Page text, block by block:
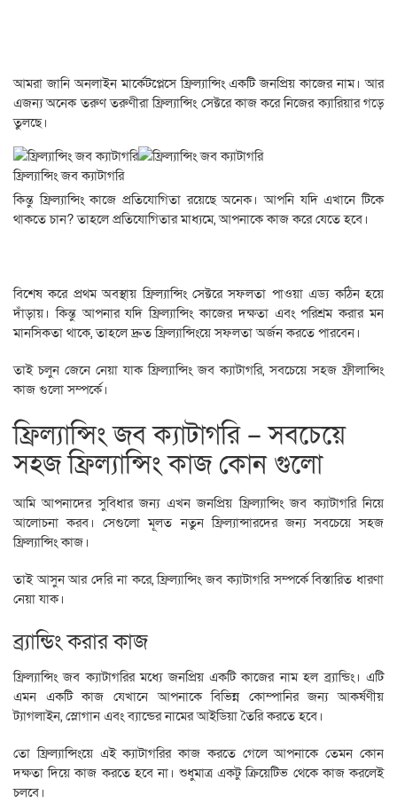
আমরা জানি অনলাইন মার্কেটপ্লেসে ফ্রিল্যান্সিং একটি জনপ্রিয় কাজের নাম। আর
এজন্য অনেক তরুণ তরুণীরা ফ্রিল্যান্সিং সেক্টরে কাজ করে নিজের ক্যারিয়ার গড়ে
তুলছে।
ফ্রিল্যান্সিং জব ক্যাটাগরি
কিন্তু ফ্রিল্যান্সিং কাজে প্রতিযোগিতা রয়েছে অনেক। আপনি যদি এখানে টিকে
থাকতে চান? তাহলে প্রতিযোগিতার মাধ্যমে, আপনাকে কাজ করে যেতে হবে।
বিশেষ করে প্রথম অবস্থায় ফ্রিল্যান্সিং সেক্টরে সফলতা পাওয়া এড্য কঠিন হয়ে
দাঁড়ায়। কিন্তু আপনার যদি ফ্রিল্যান্সিং কাজের দক্ষতা এবং পরিশ্রম করার মন
মানসিকতা থাকে, তাহলে দ্রুত ফ্রিল্যান্সিংয়ে সফলতা অর্জন করতে পারবেন।
তাই চলুন জেনে নেয়া যাক ফ্রিল্যান্সিং জব ক্যাটাগরি, সবচেয়ে সহজ ফ্রীলান্সিং
কাজ গুলো সম্পর্কে।
ফ্রিল্যান্সিং জব ক্যাটাগরি – সবচেয়ে
সহজ ফ্রিল্যান্সিং কাজ কোন গুলো
আমি আপনাদের সুবিধার জন্য এখন জনপ্রিয় ফ্রিল্যান্সিং জব ক্যাটাগরি নিয়ে
আলোচনা করব। সেগুলো মূলত নতুন ফ্রিল্যান্সারদের জন্য সবচেয়ে সহজ
ফ্রিল্যান্সিং কাজ।
তাই আসুন আর দেরি না করে, ফ্রিল্যান্সিং জব ক্যাটাগরি সম্পর্কে বিস্তারিত ধারণা
নেয়া যাক।
ব্র্যান্ডিং করার কাজ
ফ্রিল্যান্সিং জব ক্যাটাগরির মধ্যে জনপ্রিয় একটি কাজের নাম হল ব্র্যান্ডিং। এটি
এমন একটি কাজ যেখানে আপনাকে বিভিন্ন কোম্পানির জন্য আকর্ষণীয়
ট্যাগলাইন, স্লোগান এবং ব্যান্ডের নামের আইডিয়া তৈরি করতে হবে।
তো ফ্রিল্যান্সিংয়ে এই ক্যাটাগরির কাজ করতে গেলে আপনাকে তেমন কোন
দক্ষতা দিয়ে কাজ করতে হবে না। শুধুমাত্র একটু ক্রিয়েটিভ থেকে কাজ করলেই
চলবে।